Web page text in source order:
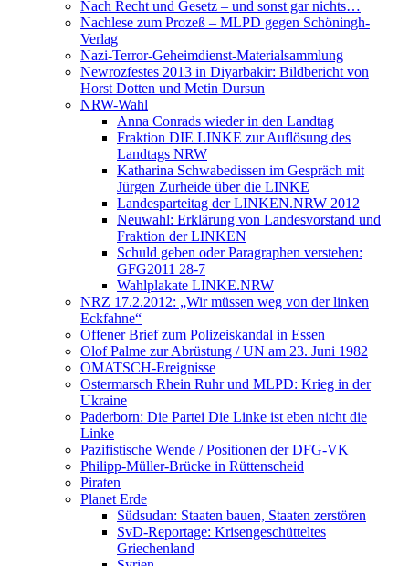
Nach Recht und Gesetz – und sonst gar nichts…
Nachlese zum Prozeß – MLPD gegen Schöningh-
Verlag
Nazi-Terror-Geheimdienst-Materialsammlung
Newrozfestes 2013 in Diyarbakir: Bildbericht von
Horst Dotten und Metin Dursun
NRW-Wahl
Anna Conrads wieder in den Landtag
Fraktion DIE LINKE zur Auflösung des
Landtags NRW
Katharina Schwabedissen im Gespräch mit
Jürgen Zurheide über die LINKE
Landesparteitag der LINKEN.NRW 2012
Neuwahl: Erklärung von Landesvorstand und
Fraktion der LINKEN
Schuld geben oder Paragraphen verstehen:
GFG2011 28-7
Wahlplakate LINKE.NRW
NRZ 17.2.2012: „Wir müssen weg von der linken
Eckfahne“
Offener Brief zum Polizeiskandal in Essen
Olof Palme zur Abrüstung / UN am 23. Juni 1982
OMATSCH-Ereignisse
Ostermarsch Rhein Ruhr und MLPD: Krieg in der
Ukraine
Paderborn: Die Partei Die Linke ist eben nicht die
Linke
Pazifistische Wende / Positionen der DFG-VK
Philipp-Müller-Brücke in Rüttenscheid
Piraten
Planet Erde
Südsudan: Staaten bauen, Staaten zerstören
SvD-Reportage: Krisengeschütteltes
Griechenland